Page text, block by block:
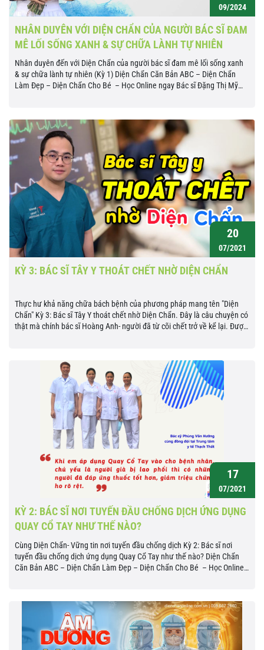
09/2024
NHÂN DUYÊN VỚI DIỆN CHẨN CỦA NGƯỜI BÁC SĨ ĐAM
MÊ LỐI SỐNG XANH & SỰ CHỮA LÀNH TỰ NHIÊN
Nhân duyên đến với Diện Chẩn của người bác sĩ đam mê lối sống xanh
& sự chữa lành tự nhiên (Kỳ 1) Diện Chẩn Căn Bản ABC – Diện Chẩn
Làm Đẹp – Diện Chẩn Cho Bé – Học Online ngay Bác sĩ Đặng Thị Mỹ
20
07/2021
KỲ 3: BÁC SĨ TÂY Y THOÁT CHẾT NHỜ DIỆN CHẨN
Thực hư khả năng chữa bách bệnh của phương pháp mang tên "Diện
Chẩn" Kỳ 3: Bác sĩ Tây Y thoát chết nhờ Diện Chẩn. Đây là câu chuyện có
thật mà chính bác sĩ Hoàng Anh- người đã từ cõi chết trở về kể lại. Được
17
07/2021
KỲ 2: BÁC SĨ NƠI TUYẾN ĐẦU CHỐNG DỊCH ỨNG DỤNG
QUAY CỔ TAY NHƯ THẾ NÀO?
Cùng Diện Chẩn- Vững tin nơi tuyến đầu chống dịch Kỳ 2: Bác sĩ nơi
tuyến đầu chống dịch ứng dụng Quay Cổ Tay như thế nào? Diện Chẩn
Căn Bản ABC – Diện Chẩn Làm Đẹp – Diện Chẩn Cho Bé – Học Online